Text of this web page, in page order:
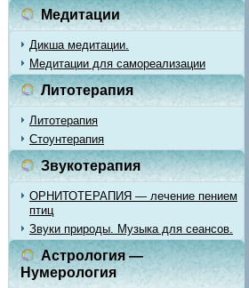
Медитации
Дикша медитации.
Медитации для самореализации
Литотерапия
Литотерапия
Стоунтерапия
Звукотерапия
ОРНИТОТЕРАПИЯ — лечение пением
птиц
Звуки природы. Музыка для сеансов.
Астрология —
Нумерология